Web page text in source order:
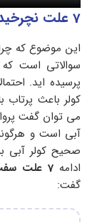
7 علت نچرخیدن پروانه کولر آبی + راه‌حل
این موضوع که
سوالاتی است
پرسیده اید.
کولر باعث
می توان گفت
آبی است و
صحیح کولر آبی
ادامه
گفت: